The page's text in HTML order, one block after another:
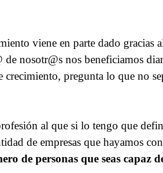
viene en parte dado gracias
de nosotr@s nos beneficiamos
pregunta lo que no
al que si lo tengo que
de empresas que hayamos
de personas que seas capaz